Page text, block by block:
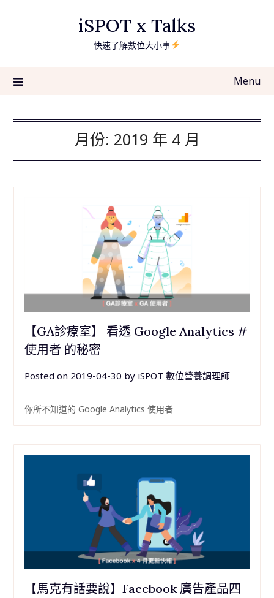
iSPOT x Talks
快速了解數位大小事
Menu
月份: 2019 年 4 月
【GA診療室】 看透 Google Analytics #
使用者 的秘密
Posted on 2019-04-30 by iSPOT 數位營養調理師
你所不知道的 Google Analytics 使用者
【馬克有話要說】Facebook 廣告產品四